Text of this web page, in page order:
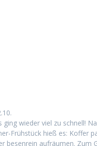
ging wieder viel zu schnell!
Früh­stück hieß es: Kof­fer
besen­rein aufräu­men. Zum